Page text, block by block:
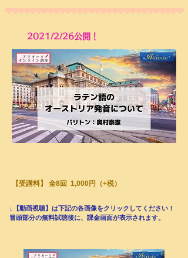
2021/2/26公開！
【受講料】 全8回 1,000円（+税）
↓【動画視聴】は下記の各画像をクリックしてください！
​冒頭部分の無料試聴後に、課金画面が表示されます。